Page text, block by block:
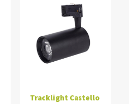
Tracklight Castello